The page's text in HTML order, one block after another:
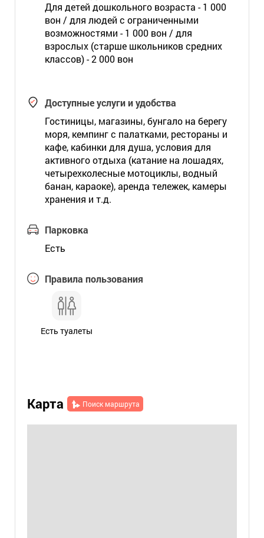
Для детей дошкольного возраста - 1 000
вон / для людей с ограниченными
возможностями - 1 000 вон / для
взрослых (старше школьников средних
классов) - 2 000 вон
Доступные услуги и удобства
Гостиницы, магазины, бунгало на берегу
моря, кемпинг с палатками, рестораны и
кафе, кабинки для душа, условия для
активного отдыха (катание на лошадях,
четырехколесные мотоциклы, водный
банан, караоке), аренда тележек, камеры
хранения и т.д.
Парковка
Есть
Правила пользования
Есть туалеты
Карта Поиск маршрута